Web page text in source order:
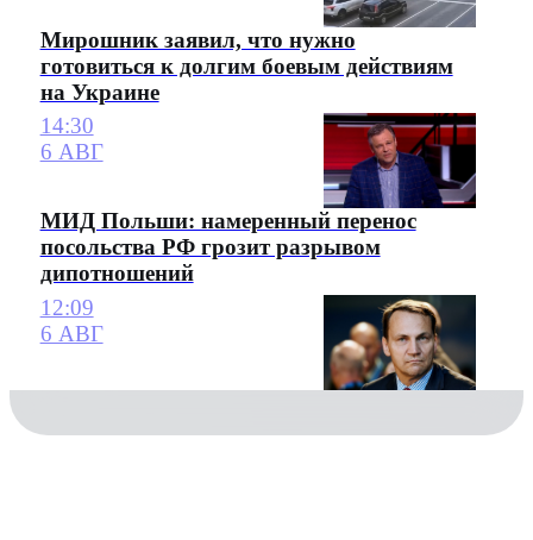
Мирошник заявил, что нужно
готовиться к долгим боевым действиям
на Украине
14:30
6 АВГ
МИД Польши: намеренный перенос
посольства РФ грозит разрывом
дипотношений
12:09
6 АВГ